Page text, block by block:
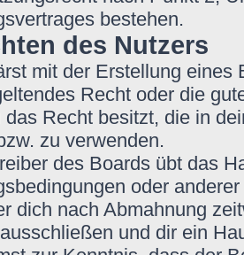
bestehen.
des Nutzers
mit der Erstellung eines
Recht oder die
das Recht besitzt, die in
zu verwenden.
des Boards übt das
oder
dich nach Abmahnung
und dir ein